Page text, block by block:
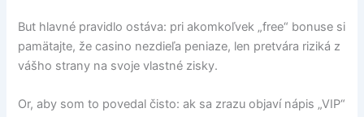
But hlavné pravidlo ostáva: pri akomkoľvek „free“ bonuse si
pamätajte, že casino nezdieľa peniaze, len pretvára riziká z
vášho strany na svoje vlastné zisky.
Or, aby som to povedal čisto: ak sa zrazu objaví nápis „VIP“